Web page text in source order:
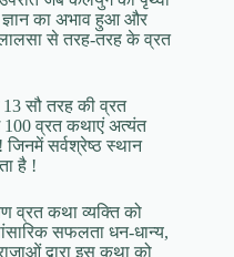
का अभाव हुआ और
से तरह-तरह के व्रत
सौ तरह की व्रत
व्रत कथाएं अत्यंत
जिनमें सर्वश्रेष्ठ स्थान
है !
व्रत कथा व्यक्ति को
सफलता धन-धान्य,
द्वारा इस कथा को